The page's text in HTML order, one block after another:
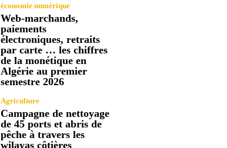
économie numérique
Web-marchands,
paiements
électroniques, retraits
par carte … les chiffres
de la monétique en
Algérie au premier
semestre 2026
Agriculture
Campagne de nettoyage
de 45 ports et abris de
pêche à travers les
wilayas côtières